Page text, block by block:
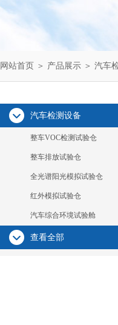
网站首页 ＞ 产品展示 ＞ 汽车
汽车检测设备
整车VOC检测试验仓
整车排放试验仓
全光谱阳光模拟试验仓
红外模拟试验仓
汽车综合环境试验舱
查看全部